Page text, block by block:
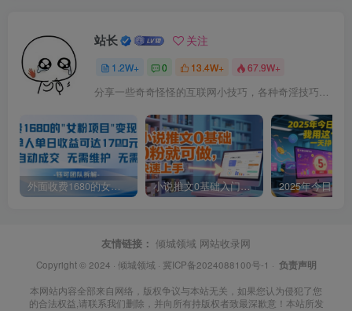
站长 关注
1.2W+ 0 13.4W+ 67.9W+
分享一些奇奇怪怪的互联网小技巧，各种奇淫技巧都在本站。
外面收费1680的女粉项目变现，单人单日收益可达1.7k，全自动成交无需维护 小说推文0基础入门教程，0粉就可做，快速上手
友情链接： 倾城领域 网站收录网
Copyright © 2024 · 倾城领域 · 冀ICP备2024088100号-1 · 负责声明
本网站内容全部来自网络，版权争议与本站无关，如果您认为侵犯了您
的合法权益,请联系我们删除，并向所有持版权者致最深歉意！本站所发